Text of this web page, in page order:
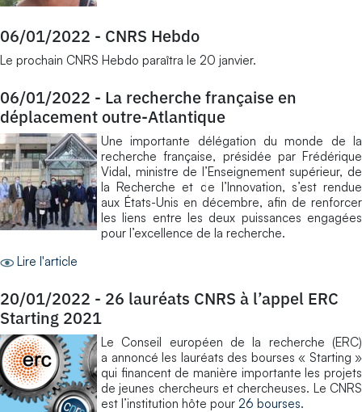
06/01/2022 - CNRS Hebdo
Le prochain CNRS Hebdo paraîtra le 20 janvier.
06/01/2022 - La recherche française en
déplacement outre-Atlantique
Une importante délégation du monde de la
recherche française, présidée par Frédérique
Vidal, ministre de l’Enseignement supérieur, de
la Recherche et de l’Innovation, s’est rendue
aux États-Unis en décembre, afin de renforcer
les liens entre les deux puissances engagées
pour l’excellence de la recherche.
Lire l'article
20/01/2022 - 26 lauréats CNRS à l’appel ERC
Starting 2021
Le Conseil européen de la recherche (ERC)
a annoncé les lauréats des bourses « Starting »
qui financent de manière importante les projets
de jeunes chercheurs et chercheuses. Le CNRS
est l’institution hôte pour 26 bourses.